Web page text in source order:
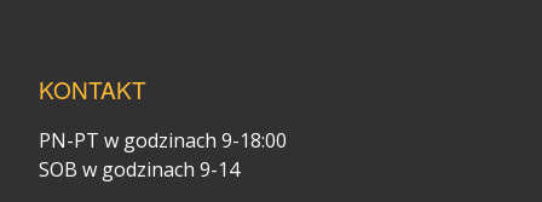
KONTAKT
PN-PT w godzinach 9-18:00
SOB w godzinach 9-14